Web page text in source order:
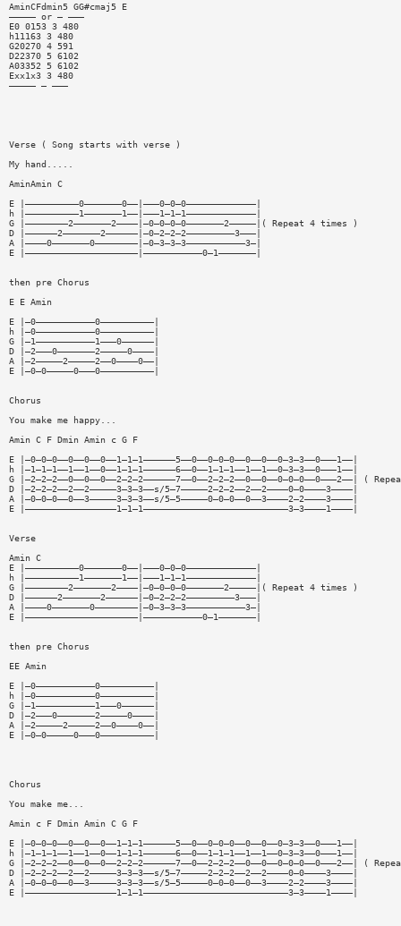
AminCFdmin5 GG#cmaj5 E
————— or — ———
E0 0153 3 480
h11163 3 480
G20270 4 591
D22370 5 6102
A03352 5 6102
Exx1x3 3 480
————— — ———
Verse ( Song starts with verse )
My hand.....
AminAmin C
E |——————————0———————0——|———0—0—0—————————————|
h |——————————1———————1——|———1—1—1—————————————|
G |————————2———————2————|—0—0—0—0———————2—————|( Repeat 4 times )
D |——————2———————2——————|—0—2—2—2—————————3———|
A |————0———————0————————|—0—3—3—3———————————3—|
E |—————————————————————|———————————0—1———————|
then pre Chorus
E E Amin
E |—0———————————0——————————|
h |—0———————————0——————————|
G |—1———————————1———0——————|
D |—2———0———————2—————0————|
A |—2—————2—————2——0————0——|
E |—0—0—————0———0——————————|
Chorus
You make me happy...
Amin C F Dmin Amin c G F
E |—0—0—0——0——0——0——1—1—1——————5——0——0—0—0——0——0——0—3—3——0———1——|
h |—1—1—1——1——1——0——1—1—1——————6——0——1—1—1——1——1——0—3—3——0———1——|
G |—2—2—2——0——0——0——2—2—2——————7——0——2—2—2——0——0——0—0—0——0———2——| (
D |—2—2—2——2——2—————3—3—3——s/5—7—————2—2—2——2——2————0—0————3————|
A |—0—0—0——0——3—————3—3—3——s/5—5—————0—0—0——0——3————2—2————3————|
E |—————————————————1—1—1———————————————————————————3—3————1————|
Verse
Amin C
E |——————————0———————0——|———0—0—0—————————————|
h |——————————1———————1——|———1—1—1—————————————|
G |————————2———————2————|—0—0—0—0———————2—————|( Repeat 4 times )
D |——————2———————2——————|—0—2—2—2—————————3———|
A |————0———————0————————|—0—3—3—3———————————3—|
E |—————————————————————|———————————0—1———————|
then pre Chorus
EE Amin
E |—0———————————0——————————|
h |—0———————————0——————————|
G |—1———————————1———0——————|
D |—2———0———————2—————0————|
A |—2—————2—————2——0————0——|
E |—0—0—————0———0——————————|
Chorus
You make me...
Amin c F Dmin Amin C G F
E |—0—0—0——0——0——0——1—1—1——————5——0——0—0—0——0——0——0—3—3——0———1——|
h |—1—1—1——1——1——0——1—1—1——————6——0——1—1—1——1——1——0—3—3——0———1——|
G |—2—2—2——0——0——0——2—2—2——————7——0——2—2—2——0——0——0—0—0——0———2——| (
D |—2—2—2——2——2—————3—3—3——s/5—7—————2—2—2——2——2————0—0————3————|
A |—0—0—0——0——3—————3—3—3——s/5—5—————0—0—0——0——3————2—2————3————|
E |—————————————————1—1—1———————————————————————————3—3————1————|